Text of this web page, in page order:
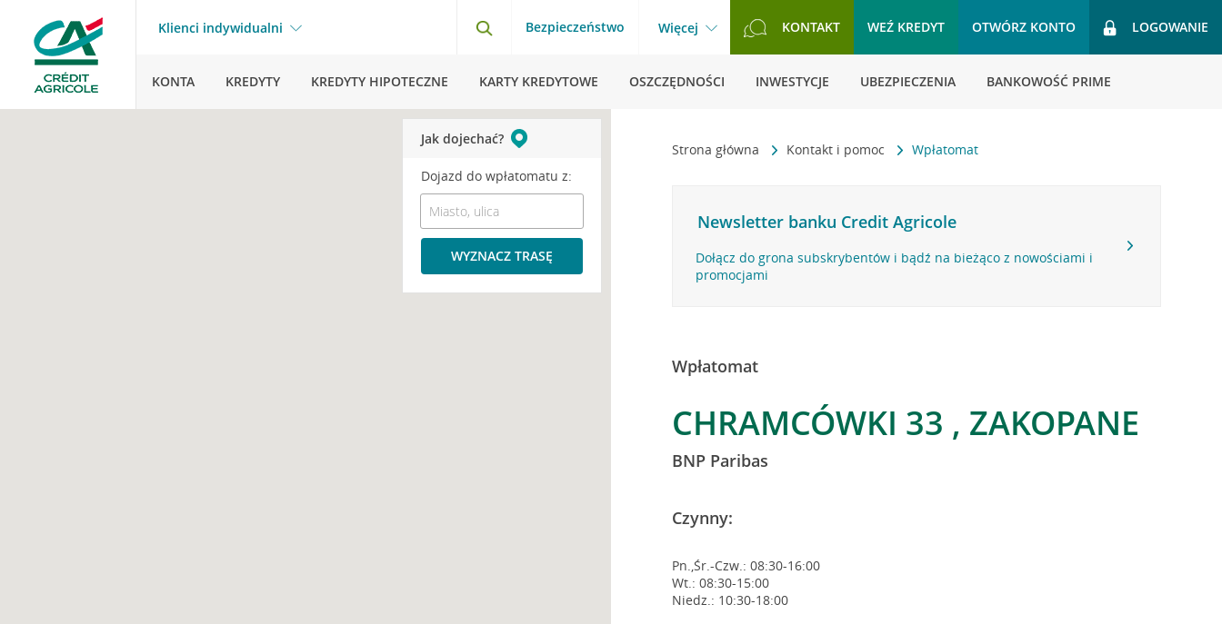
Klienci indywidualni Bezpieczeństwo Więcej KONTAKT WEŹ KREDYT OTWÓRZ KONTO LOGOWANIE
KONTA KREDYTY KREDYTY HIPOTECZNE KARTY KREDYTOWE OSZCZĘDNOŚCI INWESTYCJE UBEZPIECZENIA BANKOWOŚĆ PRIME
Strona główna Kontakt i pomoc Wpłatomat
Newsletter banku Credit Agricole
Dołącz do grona subskrybentów i bądź na bieżąco z nowościami i
promocjami
Wpłatomat
CHRAMCÓWKI 33 , ZAKOPANE
BNP Paribas
Czynny:
Pn.,Śr.-Czw.: 08:30-16:00
Wt.: 08:30-15:00
Niedz.: 10:30-18:00
Jak dojechać?
Dojazd do wpłatomatu z:
WYZNACZ TRASĘ